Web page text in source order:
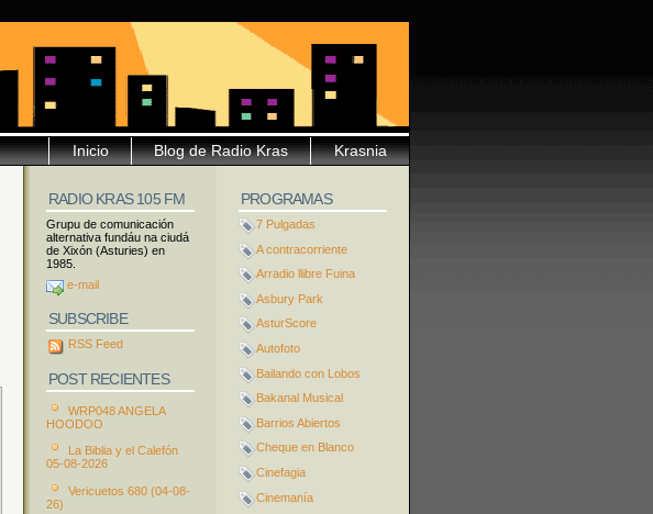
Krasnia
Blog de Radio Kras
Inicio
PROGRAMAS
7 Pulgadas
A contracorriente
Arradio llibre Fuina
Asbury Park
AsturScore
Autofoto
Bailando con Lobos
Bakanal Musical
Barrios Abiertos
Cheque en Blanco
Cinefagia
Cinemanía
RADIO KRAS 105 FM
Grupu de comunicación
alternativa fundáu na ciudá
de Xixón (Asturies) en
1985.
e-mail
SUBSCRIBE
RSS Feed
POST RECIENTES
WRP048 ANGELA
HOODOO
La Biblia y el Calefón
05-08-2026
Vericuetos 680 (04-08-
26)